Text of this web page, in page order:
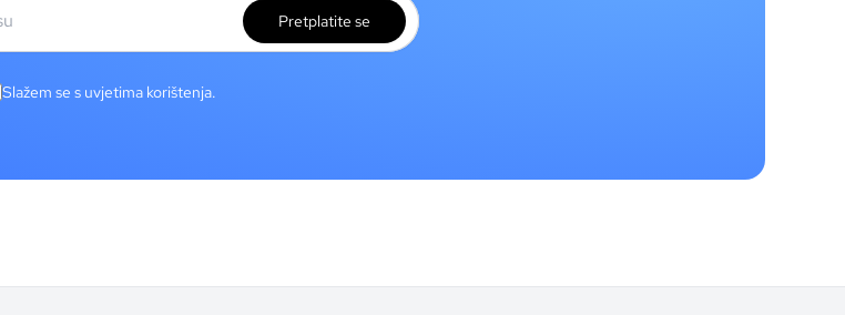
Pretplatite se
Slažem se s uvjetima korištenja.